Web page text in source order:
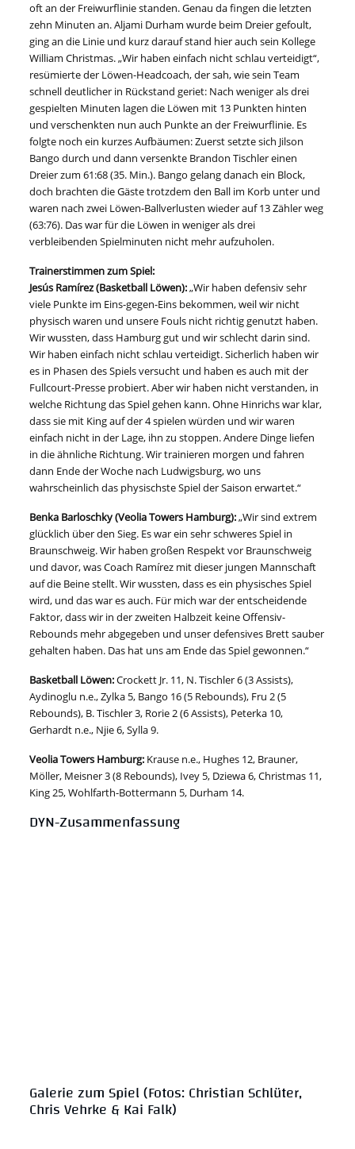
oft an der Freiwurflinie standen. Genau da fingen die letzten
zehn Minuten an. Aljami Durham wurde beim Dreier gefoult,
ging an die Linie und kurz darauf stand hier auch sein Kollege
William Christmas. „Wir haben einfach nicht schlau verteidigt“,
resümierte der Löwen-Headcoach, der sah, wie sein Team
schnell deutlicher in Rückstand geriet: Nach weniger als drei
gespielten Minuten lagen die Löwen mit 13 Punkten hinten
und verschenkten nun auch Punkte an der Freiwurflinie. Es
folgte noch ein kurzes Aufbäumen: Zuerst setzte sich Jilson
Bango durch und dann versenkte Brandon Tischler einen
Dreier zum 61:68 (35. Min.). Bango gelang danach ein Block,
doch brachten die Gäste trotzdem den Ball im Korb unter und
waren nach zwei Löwen-Ballverlusten wieder auf 13 Zähler weg
(63:76). Das war für die Löwen in weniger als drei
verbleibenden Spielminuten nicht mehr aufzuholen.
Trainerstimmen zum Spiel:
Jesús Ramírez (Basketball Löwen):„Wir haben defensiv sehr
viele Punkte im Eins-gegen-Eins bekommen, weil wir nicht
physisch waren und unsere Fouls nicht richtig genutzt haben.
Wir wussten, dass Hamburg gut und wir schlecht darin sind.
Wir haben einfach nicht schlau verteidigt. Sicherlich haben wir
es in Phasen des Spiels versucht und haben es auch mit der
Fullcourt-Presse probiert. Aber wir haben nicht verstanden, in
welche Richtung das Spiel gehen kann. Ohne Hinrichs war klar,
dass sie mit King auf der 4 spielen würden und wir waren
einfach nicht in der Lage, ihn zu stoppen. Andere Dinge liefen
in die ähnliche Richtung. Wir trainieren morgen und fahren
dann Ende der Woche nach Ludwigsburg, wo uns
wahrscheinlich das physischste Spiel der Saison erwartet.“
Benka Barloschky (Veolia Towers Hamburg):„Wir sind extrem
glücklich über den Sieg. Es war ein sehr schweres Spiel in
Braunschweig. Wir haben großen Respekt vor Braunschweig
und davor, was Coach Ramírez mit dieser jungen Mannschaft
auf die Beine stellt. Wir wussten, dass es ein physisches Spiel
wird, und das war es auch. Für mich war der entscheidende
Faktor, dass wir in der zweiten Halbzeit keine Offensiv-
Rebounds mehr abgegeben und unser defensives Brett sauber
gehalten haben. Das hat uns am Ende das Spiel gewonnen.“
Basketball Löwen:Crockett Jr. 11, N. Tischler 6 (3 Assists),
Aydinoglu n.e., Zylka 5, Bango 16 (5 Rebounds), Fru 2 (5
Rebounds), B. Tischler 3, Rorie 2 (6 Assists), Peterka 10,
Gerhardt n.e., Njie 6, Sylla 9.
Veolia Towers Hamburg: Krause n.e., Hughes 12, Brauner,
Möller, Meisner 3 (8 Rebounds), Ivey 5, Dziewa 6, Christmas 11,
King 25, Wohlfarth-Bottermann 5, Durham 14.
DYN-Zusammenfassung
Galerie zum Spiel (Fotos: Christian Schlüter,
Chris Vehrke & Kai Falk)